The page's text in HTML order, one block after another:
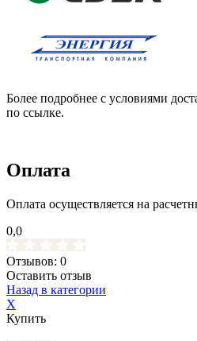
Более подробнее с условиями
по ссылке.
Оплата
Оплата осуществляется на
0,0
Отзывов: 0
Оставить отзыв
Назад в категории
X
Купить